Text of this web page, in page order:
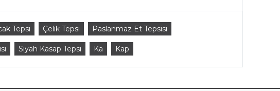
Tepsi Çelik Tepsi Paslanmaz Et Tepsisi
Siyah Kasap Tepsi Ka Kap